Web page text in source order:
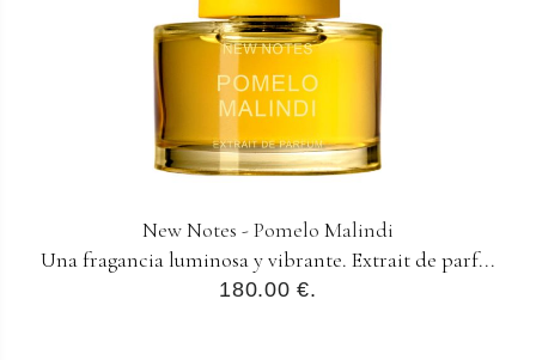
New Notes - Pomelo Malindi
Una fragancia luminosa y vibrante. Extrait de parf...
180.00 €.